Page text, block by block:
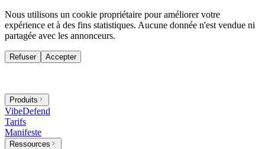
Nous utilisons un cookie propriétaire pour améliorer votre
expérience et à des fins statistiques. Aucune donnée n'est vendue ni
partagée avec les annonceurs.
Refuser Accepter
Produits
VibeDefend
Tarifs
Manifeste
Ressources